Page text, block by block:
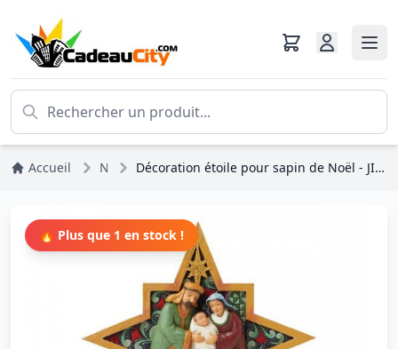
Accueil Décoration étoile pour sapin de Noël - JIM SHORE HEARTWOOD CREEK
🔥 Plus que 1 en stock !